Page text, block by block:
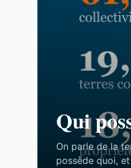
Qui
On parle de la
possède quoi,